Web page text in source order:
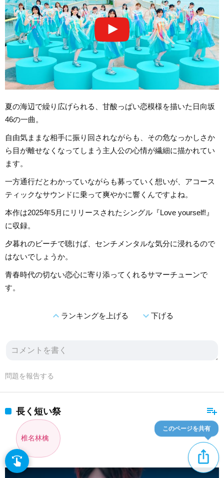
夏の海辺で繰り広げられる、甘酸っぱい恋模様を描いた日向坂
46の一曲。
自由気ままな相手に振り回されながらも、その危なっかしさか
ら目が離せなくなってしまう主人公の心情が繊細に描かれてい
ます。
一方通行だとわかっていながらも募っていく想いが、アコース
ティックなサウンドに乗って爽やかに響くんですよね。
本作は2025年5月にリリースされたシングル『Love yourself!』
に収録。
夕暮れのビーチで聴けば、センチメンタルな気分に浸れるので
はないでしょうか。
青春時代の切ない恋心に寄り添ってくれるサマーチューンで
す。
expand_lessランキングを上げる expand_more下げる
問題を報告する
playlist_add
長く短い祭
椎名林檎
ios_share
このページを共有
swipe 指先で音楽をブラウズ